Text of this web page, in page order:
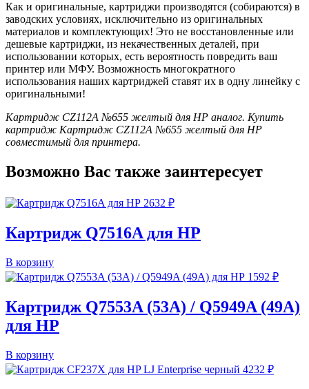
Как и оригинальные, картриджи производятся (собираются) в
заводских условиях, исключительно из оригинальных
материалов и комплектующих! Это не восстановленные или
дешевые картриджи, из некачественных деталей, при
использовании которых, есть вероятность повредить ваш
принтер или МФУ. Возможность многократного
использования наших картриджей ставят их в одну линейку с
оригинальными!
Картридж CZ112A №655 желтый для HP аналог. Купить
картридж Картридж CZ112A №655 желтый для HP
совместимый для принтера.
Возможно Вас также заинтересует
2632 ₽
Картридж Q7516A для HP
В корзину
1592 ₽
Картридж Q7553A (53A) / Q5949A (49A)
для HP
В корзину
4232 ₽